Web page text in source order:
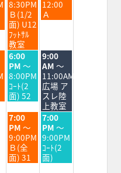
日,
9
月
4th
2026
8:30PM
Ｂ(1/2
面) U12
ﾌｯﾄｻﾙ
教室
日,
9
月
12:00
Ａ
金
曜
日,
9
月
4th
2026
6:00
PM ～
8:00PM
ｺｰﾄ(2
面) 52
土
曜
日,
9
月
5th
2026
9:00
AM ～
11:00AM
広場 ア
スレ陸
上教室
金
曜
日,
9
月
4th
7:00
PM ～
9:00PM
Ｂ(全
面) 31
土
曜
日,
9
月
5th
7:00
PM ～
9:00PM
ｺｰﾄ(2
面)